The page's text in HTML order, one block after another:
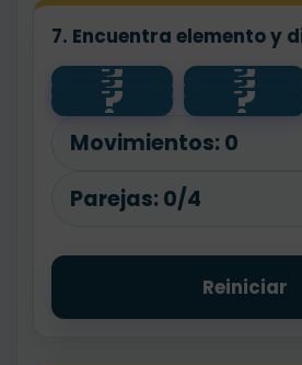
7. Encuentra elemento y
?
planta ?
salud
?
🧼 ?
agua
?
animal ?
🐾
Movimientos: 0
Parejas: 0/4
Reiniciar